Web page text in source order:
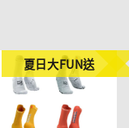
夏日大FUN送